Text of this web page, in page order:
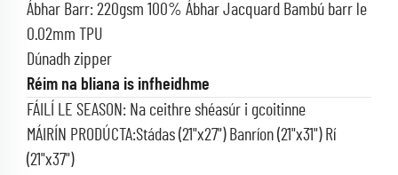
Ábhar Barr: 220gsm 100% Ábhar Jacquard Bambú barr le
0.02mm TPU
Dúnadh zipper
Réim na bliana is infheidhme
FÁILÍ LE SEASON: Na ceithre shéasúr i gcoitinne
MÁIRÍN PRODÚCTA:Stádas (21"x27") Banríon (21"x31") Rí
(21"x37")